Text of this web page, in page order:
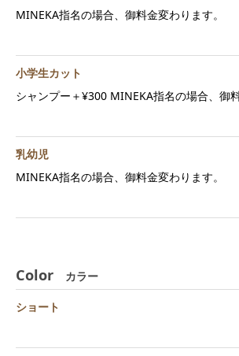
MINEKA指名の場合、御料金変わります。
小学生カット
シャンプー＋¥300 MINEKA指名の場合、御
乳幼児
MINEKA指名の場合、御料金変わります。
Color カラー
ショート